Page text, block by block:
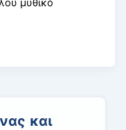
μυθικό
και